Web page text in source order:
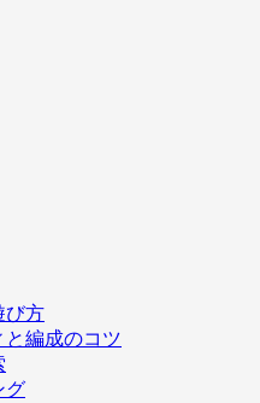
び方
編成のコツ
グ